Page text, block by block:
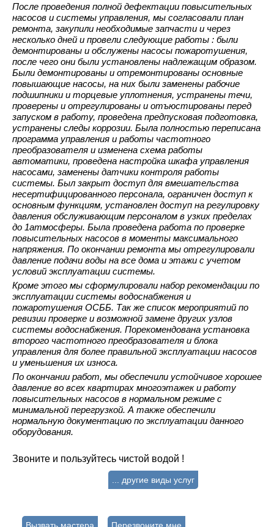
После проведения полной дефектации повысительных
насосов и системы управления, мы согласовали план
ремонта, закупили необходимые запчасти и через
несколько дней и провели следующие работы : были
демонтированы и обслужены насосы пожаротушения,
после чего они были установлены надлежащим образом.
Были демонтированы и отремонтированы основные
повышающие насосы, на них были заменены рабочие
подшипники и торцевые уплотнения, устранены течи,
проверены и отрегулированы и отъюстированы перед
запуском в работу, проведена предпусковая подготовка,
устранены следы коррозии. Была полностью переписана
программа управления и работы частотного
преобразователя и изменена схема работы
автоматики, проведена настройка шкафа управления
насосами, заменены датчики контроля работы
системы. Был закрыт доступ для вмешательства
несертифицированного персонала, ограничен доступ к
основным функциям, установлен доступ на регулировку
давления обслуживающим персоналом в узких пределах
до 1атмосферы. Была проведена работа по проверке
повысительных насосов в моменты максимального
напряжения. По окончании ремонта мы отрегулировали
давление подачи воды на все дома и этажи с учетом
условий эксплуатации системы.
Кроме этого мы сформулировали набор рекомендации по
эксплуатации системы водоснабжения и
пожаротушения ОСББ. Так же список мероприятий по
ревизии проверке и возможной замене других узлов
системы водоснабжения. Порекомендована установка
второго частотного преобразователя и блока
управления для более правильной эксплуатации насосов
и уменьшения их износа.
По окончании работ, мы обеспечили устойчивое хорошее
давление во всех квартирах многоэтажек и работу
повысительных насосов в нормальном режиме с
минимальной перегрузкой. А также обеспечили
нормальную документацию по эксплуатации данного
оборудования.
Звоните и пользуйтесь чистой водой !
... другие виды услуг